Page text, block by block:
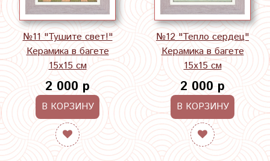
№11 "Тушите свет!"
Керамика в багете
15х15 см
2 000 р
В КОРЗИНУ
№12 "Тепло сердец"
Керамика в багете
15х15 см
2 000 р
В КОРЗИНУ